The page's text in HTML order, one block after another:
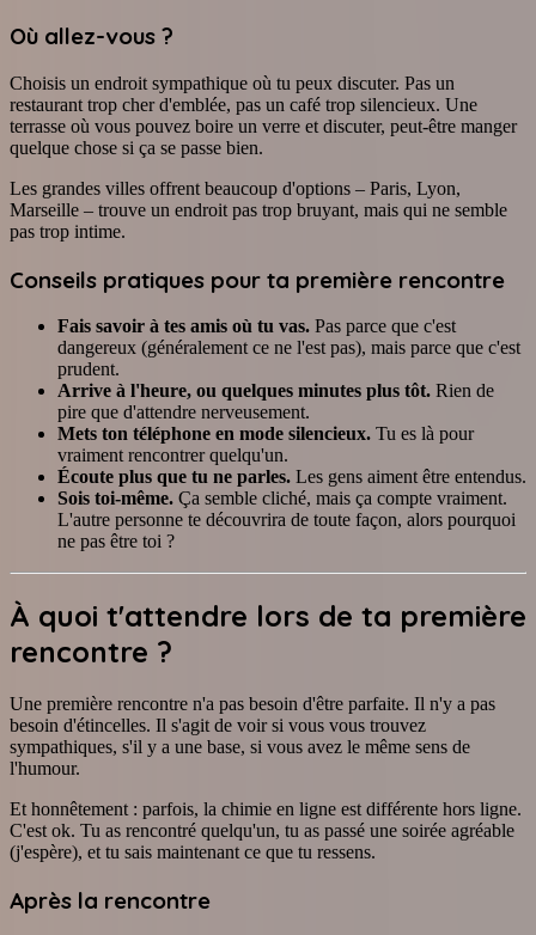
Où allez-vous ?
Choisis un endroit sympathique où tu peux discuter. Pas un
restaurant trop cher d'emblée, pas un café trop silencieux. Une
terrasse où vous pouvez boire un verre et discuter, peut-être manger
quelque chose si ça se passe bien.
Les grandes villes offrent beaucoup d'options – Paris, Lyon,
Marseille – trouve un endroit pas trop bruyant, mais qui ne semble
pas trop intime.
Conseils pratiques pour ta première rencontre
Fais savoir à tes amis où tu vas. Pas parce que c'est
dangereux (généralement ce ne l'est pas), mais parce que c'est
prudent.
Arrive à l'heure, ou quelques minutes plus tôt. Rien de
pire que d'attendre nerveusement.
Mets ton téléphone en mode silencieux. Tu es là pour
vraiment rencontrer quelqu'un.
Écoute plus que tu ne parles. Les gens aiment être entendus.
Sois toi-même. Ça semble cliché, mais ça compte vraiment.
L'autre personne te découvrira de toute façon, alors pourquoi
ne pas être toi ?
À quoi t'attendre lors de ta première
rencontre ?
Une première rencontre n'a pas besoin d'être parfaite. Il n'y a pas
besoin d'étincelles. Il s'agit de voir si vous vous trouvez
sympathiques, s'il y a une base, si vous avez le même sens de
l'humour.
Et honnêtement : parfois, la chimie en ligne est différente hors ligne.
C'est ok. Tu as rencontré quelqu'un, tu as passé une soirée agréable
(j'espère), et tu sais maintenant ce que tu ressens.
Après la rencontre